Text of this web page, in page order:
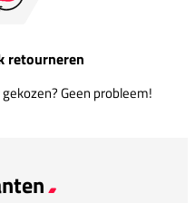
retourneren
Geen probleem!